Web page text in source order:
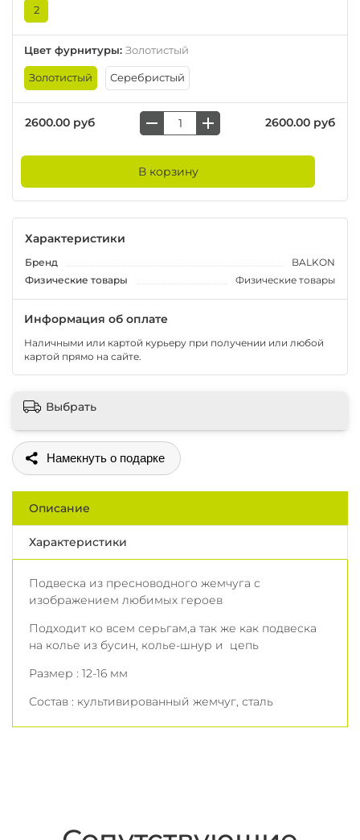
2
Цвет фурнитуры: Золотистый
Золотистый Серебристый
2600.00 руб 2600.00 руб
В корзину
Характеристики
Бренд
BALKON
Физические товары
Физические товары
Информация об оплате
Наличными или картой курьеру при получении или любой
картой прямо на сайте.
Выбрать
Поделиться
Описание
Характеристики
Подвеска из пресноводного жемчуга с
изображением любимых героев
Подходит ко всем серьгам,а так же как подвеска
на колье из бусин, колье-шнур и цепь
Размер : 12-16 мм
Состав : культивированный жемчуг, сталь